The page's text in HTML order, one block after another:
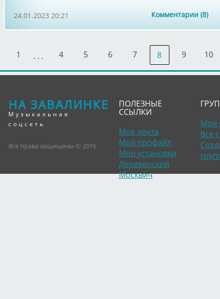
Комментарии (8)
24.01.2023 20:21
1 . . . 4 5 6 7 8 9 10
НА ЗАВАЛИНКЕ
Музыкальная
соцсеть
Все права защищены © 2016
ПОЛЕЗНЫЕ
ССЫЛКИ
Моя лента
Мой профайл
Мои установки
Деревенский
Москвич
Мои
Все